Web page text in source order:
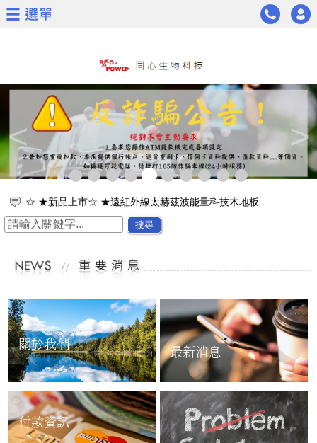
< >
☆ ★~~慶祝同心生物科技通過日本太赫茲波專利認證~~★☆
☆通過專利證書★能量茶葉及能量茶包★遠紅外線能量面膜
☆ ★~歡迎加入會員可獲得新產品資訊喔~☆ ★
☆同心生技遠紅外線通過23項專利證書☆ ★
☆ ★ 友站連結-順康醫療網-醫療器材 ☆ ★
☆ ★新品上市☆ ★遠紅外線太赫茲波能量科技木地板
搜尋